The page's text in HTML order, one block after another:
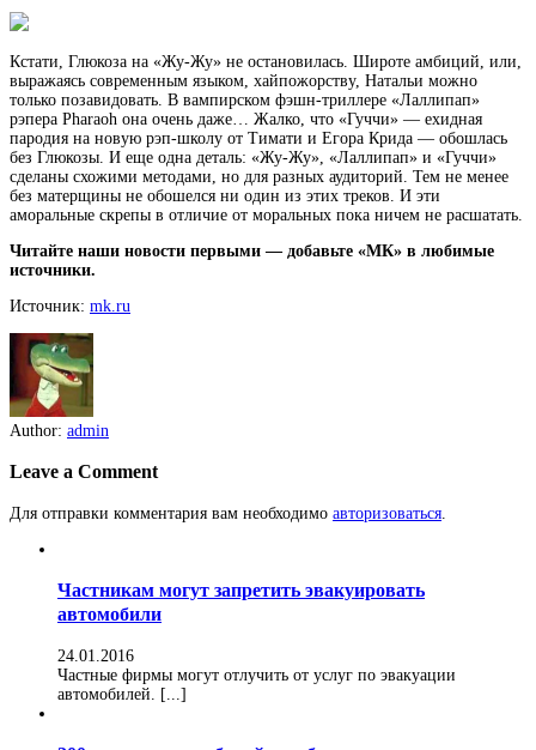
Кстати, Глюкоза на «Жу-Жу» не остановилась. Широте амбиций, или,
выражаясь современным языком, хайпожорству, Натальи можно
только позавидовать. В вампирском фэшн-триллере «Лаллипап»
рэпера Pharaoh она очень даже… Жалко, что «Гуччи» — ехидная
пародия на новую рэп-школу от Тимати и Егора Крида — обошлась
без Глюкозы. И еще одна деталь: «Жу-Жу», «Лаллипап» и «Гуччи»
сделаны схожими методами, но для разных аудиторий. Тем не менее
без матерщины не обошелся ни один из этих треков. И эти
аморальные скрепы в отличие от моральных пока ничем не расшатать.
Читайте наши новости первыми — добавьте «МК» в любимые
источники.
Источник: mk.ru
Author: admin
Leave a Comment
Для отправки комментария вам необходимо авторизоваться
Частникам могут запретить эвакуировать
автомобили
24.01.2016
Частные фирмы могут отлучить от услуг по эвакуации
автомобилей. [...]